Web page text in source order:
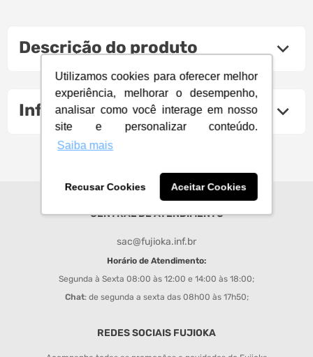
Utilizamos cookies para oferecer melhor
experiência, melhorar o desempenho,
analisar como você interage em nosso
site e personalizar conteúdo.
Saiba mais
Recusar Cookies Aceitar Cookies
Descrição do produto
Informações Técnicas
CENTRAL DE ATENDIMENTO
sac@fujioka.inf.br
Horário de Atendimento:
Segunda à Sexta 08:00 às 12:00 e 14:00 às 18:00;
Chat: de segunda a sexta das 08h00 às 17h50;
REDES SOCIAIS FUJIOKA